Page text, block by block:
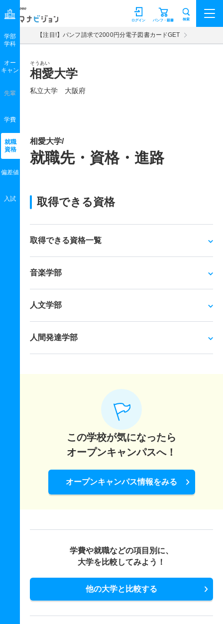
マナビジョン パンフ・願書
ログイン 検索
【注目!】パンフ請求で2000円分電子図書カードGET
そうあい
相愛大学
私立大学 大阪府
学部
学科
オー
キャン
先輩
学費
就職
資格
偏差値
入試
相愛大学/
就職先・資格・進路
取得できる資格
取得できる資格一覧
音楽学部
人文学部
人間発達学部
この学校が気になったら
オープンキャンパスへ！
オープンキャンパス情報をみる
学費や就職などの項目別に、
大学を比較してみよう！
他の大学と比較する